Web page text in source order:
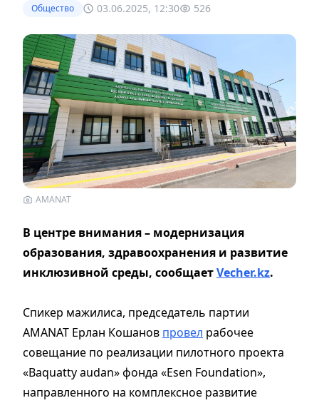
Общество 03.06.2025, 12:30 526
AMANAT
В центре внимания – модернизация
образования, здравоохранения и развитие
инклюзивной среды, сообщаетVecher.kz.
Спикер мажилиса, председатель партии
AMANAT Ерлан Кошанов провел рабочее
совещание по реализации пилотного проекта
«Baquatty audan» фонда «Esen Foundation»,
направленного на комплексное развитие